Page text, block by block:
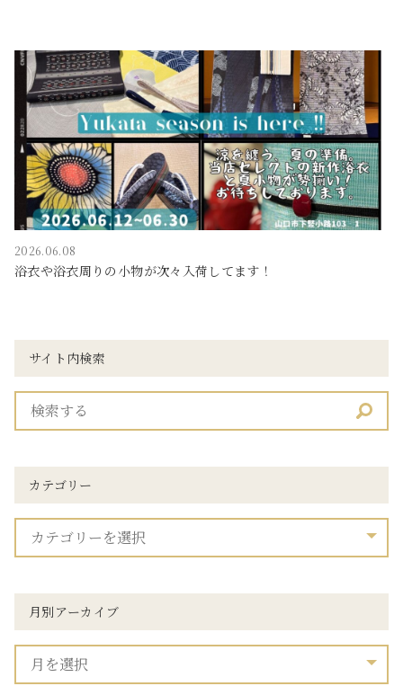
2026.06.08
浴衣や浴衣周りの小物が次々入荷してます！
サイト内検索
カテゴリー
月別アーカイブ